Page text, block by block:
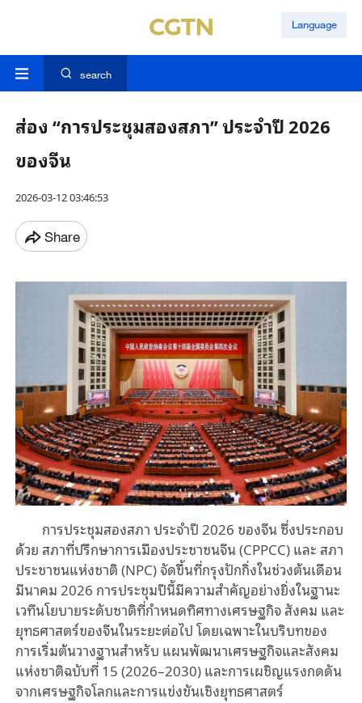
Language
search
ส่อง “การประชุมสองสภา” ประจำปี 2026
ของจีน
2026-03-12 03:46:53
Share
การประชุมสองสภา ประจำปี 2026 ของจีน ซึ่งประกอบ
ด้วย สภาที่ปรึกษาการเมืองประชาชนจีน (CPPCC) และ สภา
ประชาชนแห่งชาติ (NPC) จัดขึ้นที่กรุงปักกิ่งในช่วงต้นเดือน
มีนาคม 2026 การประชุมปีนี้มีความสำคัญอย่างยิ่งในฐานะ
เวทีนโยบายระดับชาติที่กำหนดทิศทางเศรษฐกิจ สังคม และ
ยุทธศาสตร์ของจีนในระยะต่อไป โดยเฉพาะในบริบทของ
การเริ่มต้นวางฐานสำหรับ แผนพัฒนาเศรษฐกิจและสังคม
แห่งชาติฉบับที่ 15 (2026–2030) และการเผชิญแรงกดดัน
จากเศรษฐกิจโลกและการแข่งขันเชิงยุทธศาสตร์